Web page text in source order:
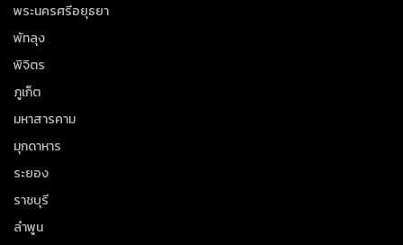
พระนครศรีอยุธยา
พัทลุง
พิจิตร
ภูเก็ต
มหาสารคาม
มุกดาหาร
ระยอง
ราชบุรี
ลำพูน